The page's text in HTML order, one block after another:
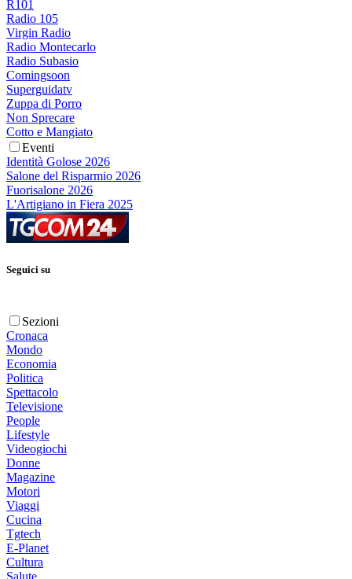
R101
Radio 105
Virgin Radio
Radio Montecarlo
Radio Subasio
Comingsoon
Superguidatv
Zuppa di Porro
Non Sprecare
Cotto e Mangiato
Eventi
Identità Golose 2026
Salone del Risparmio 2026
Fuorisalone 2026
L'Artigiano in Fiera 2025
Seguici su
Sezioni
Cronaca
Mondo
Economia
Politica
Spettacolo
Televisione
People
Lifestyle
Videogiochi
Donne
Magazine
Motori
Viaggi
Cucina
Tgtech
E-Planet
Cultura
Salute